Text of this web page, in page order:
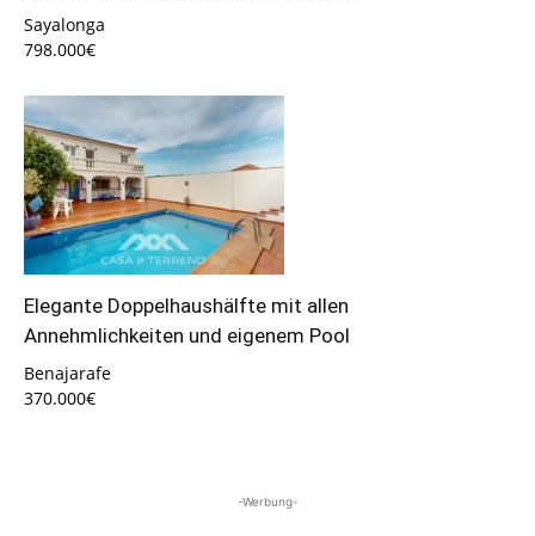
Sayalonga
798.000€
Elegante Doppelhaushälfte mit allen
Annehmlichkeiten und eigenem Pool
Benajarafe
370.000€
-Werbung-